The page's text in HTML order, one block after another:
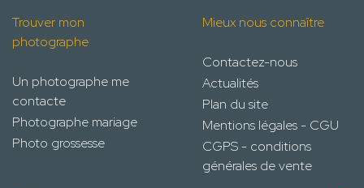
Trouver mon
photographe
Un photographe me
contacte
Photographe mariage
Photo grossesse
Mieux nous connaître
Contactez-nous
Actualités
Plan du site
Mentions légales - CGU
CGPS - conditions
générales de vente